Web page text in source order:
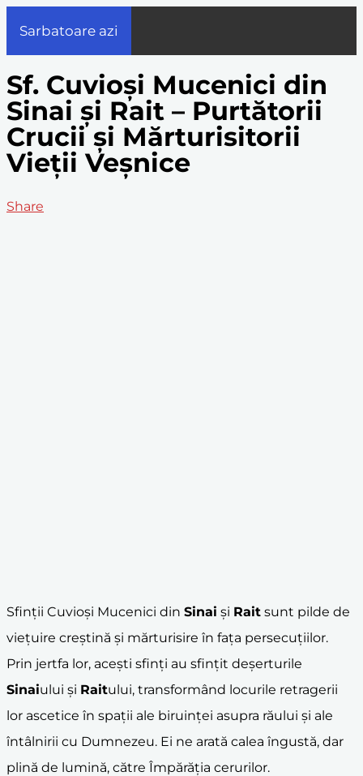
Sarbatoare azi
Sf. Cuvioși Mucenici din
Sinai și Rait – Purtătorii
Crucii și Mărturisitorii
Vieții Veșnice
Share
Sfinții Cuvioși Mucenici din Sinai și Rait sunt pilde de
viețuire creștină și mărturisire în fața persecuțiilor.
Prin jertfa lor, acești sfinți au sfințit deșerturile
Sinaiului și Raitului, transformând locurile retragerii
lor ascetice în spații ale biruinței asupra răului și ale
întâlnirii cu Dumnezeu. Ei ne arată calea îngustă, dar
plină de lumină, către Împărăția cerurilor.